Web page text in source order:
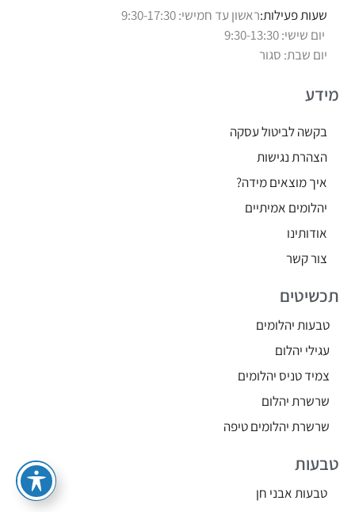
שעות פעילות:ראשון עד חמישי: 9:30-17:30
יום שישי: 9:30-13:30
יום שבת: סגור
מידע
בקשה לביטול עסקה
הצהרת נגישות
איך מוצאים מידה?
יהלומים אמיתיים
אודותינו
צור קשר
תכשיטים
טבעות יהלומים
עגילי יהלום
צמיד טניס יהלומים
שרשרת יהלום
שרשרת יהלומים טיפה
טבעות
טבעות אבני חן